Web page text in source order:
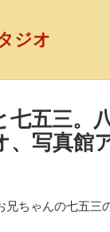
ジオ
七五三。
、写真館
兄ちゃんの七五三